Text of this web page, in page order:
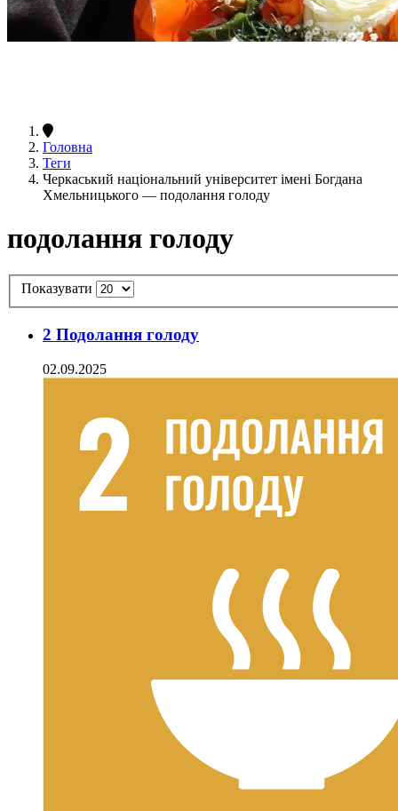
Головна
Теги
Черкаський національний університет імені Богдана
Хмельницького — подолання голоду
подолання голоду
Показувати
2 Подолання голоду
02.09.2025